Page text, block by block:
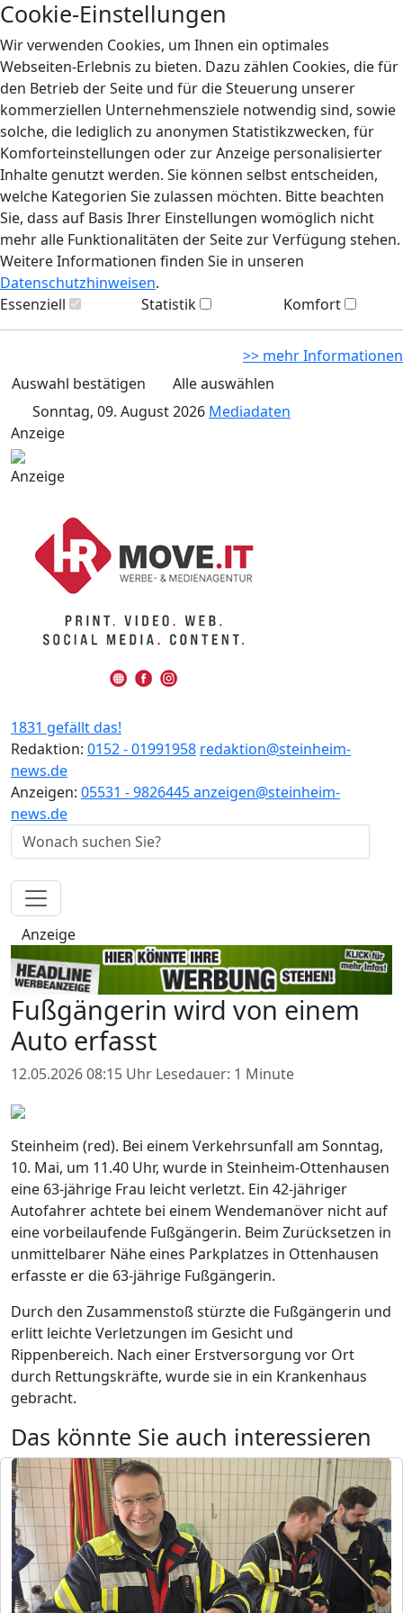
Cookie-Einstellungen
Wir verwenden Cookies, um Ihnen ein optimales
Webseiten-Erlebnis zu bieten. Dazu zählen Cookies, die für
den Betrieb der Seite und für die Steuerung unserer
kommerziellen Unternehmensziele notwendig sind, sowie
solche, die lediglich zu anonymen Statistikzwecken, für
Komforteinstellungen oder zur Anzeige personalisierter
Inhalte genutzt werden. Sie können selbst entscheiden,
welche Kategorien Sie zulassen möchten. Bitte beachten
Sie, dass auf Basis Ihrer Einstellungen womöglich nicht
mehr alle Funktionalitäten der Seite zur Verfügung stehen.
Weitere Informationen finden Sie in unseren
Datenschutzhinweisen.
Essenziell
Statistik Komfort
>> mehr Informationen
Auswahl bestätigen
Alle auswählen
Sonntag, 09. August 2026 Mediadaten
Anzeige
Anzeige
1831 gefällt das!
Redaktion: 0152 - 01991958 redaktion@steinheim-
news.de
Anzeigen: 05531 - 9826445anzeigen@steinheim-
news.de
Anzeige
Fußgängerin wird von einem
Auto erfasst
12.05.2026 08:15 Uhr Lesedauer: 1 Minute
Steinheim (red). Bei einem Verkehrsunfall am Sonntag,
10. Mai, um 11.40 Uhr, wurde in Steinheim-Ottenhausen
eine 63-jährige Frau leicht verletzt. Ein 42-jähriger
Autofahrer achtete bei einem Wendemanöver nicht auf
eine vorbeilaufende Fußgängerin. Beim Zurücksetzen in
unmittelbarer Nähe eines Parkplatzes in Ottenhausen
erfasste er die 63-jährige Fußgängerin.
Durch den Zusammenstoß stürzte die Fußgängerin und
erlitt leichte Verletzungen im Gesicht und
Rippenbereich. Nach einer Erstversorgung vor Ort
durch Rettungskräfte, wurde sie in ein Krankenhaus
gebracht.
Das könnte Sie auch interessieren